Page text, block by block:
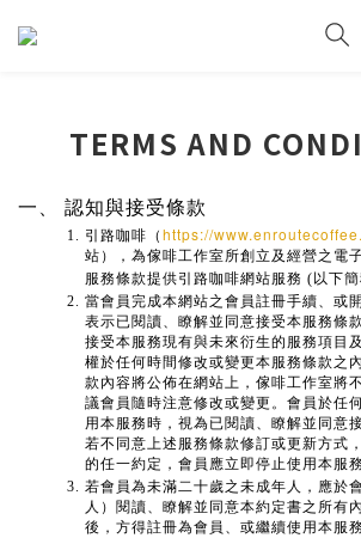
TERMS AND
一、 認知與接受條款
引路咖啡（ https://
站），為傢啡工作室所創立及經營之電
服務條款提供引路咖啡網站服務 (以下簡
當會員完成本網站之會員註冊手續、或
表示已閱讀、瞭解並同意接受本服務條
接受本服務現有與未來衍生的服務項目
權於任何時間修改或變更本服務條款之
款內容將公佈在網站上，傢啡工作室將
議會員隨時注意修改或變更。會員於任
用本服務時，視為已閱讀、瞭解並同意
若不同意上述服務條款修訂或更新方式
的任一約定，會員應立即停止使用本服務
若會員為未滿二十歲之未成年人，應於
人）閱讀、瞭解並同意本約定書之所有
後，方得註冊為會員、或繼續使用本服